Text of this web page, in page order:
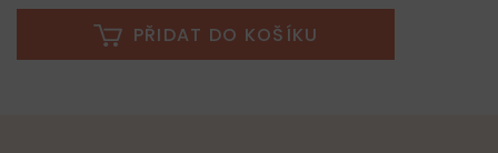
PŘIDAT DO KOŠÍKU